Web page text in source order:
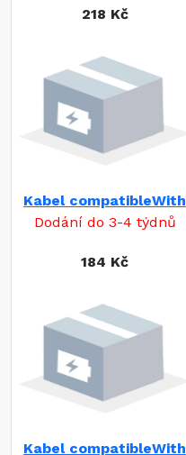
218 Kč
Kabel compatibleWith
Dodání do 3-4 týdnů
184 Kč
Kabel compatibleWith